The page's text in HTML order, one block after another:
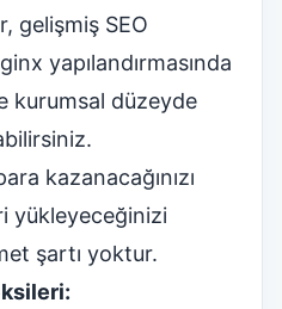
gelişmiş SEO
yapılandırmasında
kurumsal düzeyde
kazanacağınızı
yükleyeceğinizi
şartı yoktur.